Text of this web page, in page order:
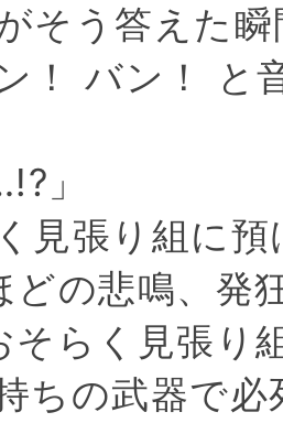
そう答えた
！ バン！ と
」
見張り組に
の悲鳴、発
らく見張り
ちの武器で